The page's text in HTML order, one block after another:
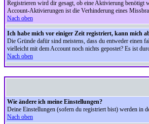
Registrieren wird dir gesagt, ob eine Aktivierung benötigt
Account-Aktivierungen ist die Verhinderung eines
Nach oben
Ich habe mich vor einiger Zeit registriert, kann mich
Die Gründe dafür sind meistens, dass du entweder einen
vielleicht mit dem Account noch nichts gepostet? Es ist
Nach oben
Wie ändere ich meine Einstellungen?
Deine Einstellungen (sofern du registriert bist) werden in
Nach oben